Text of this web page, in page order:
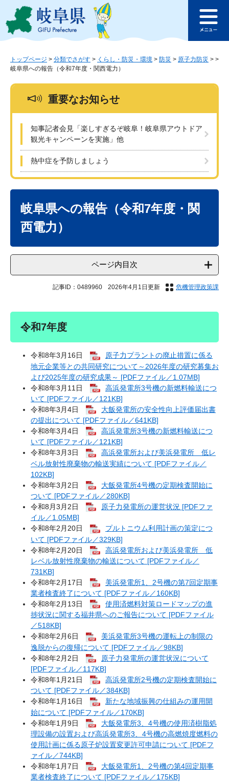
ジ
ュ
このページの本文へ
ュ
トップページ > 分類でさがす > くらし・防災・環境 > 防災 > 原子力防災 > >
岐阜県への報告（令和7年度・関西電力）
重要なお知らせ
知事記者会見「楽しすぎるぞ岐阜！岐阜県アウトドア
観光キャンペーンを実施」他
熱中症を予防しましょう
岐阜県への報告（令和7年度・関
西電力）
ページ内目次
記事ID：0489960 2026年4月1日更新 危機管理政策課
令和7年度
令和8年3月16日
原子力プラントの廃止措置に係る
地元企業等との共同研究について～2026年度の研究募集お
よび2025年度の研究成果～ [PDFファイル／1.07MB]
令和8年3月11日
高浜発電所3号機の新燃料輸送につ
いて [PDFファイル／121KB]
令和8年3月4日
大飯発電所の安全性向上評価届出書
の提出について [PDFファイル／641KB]
令和8年3月4日
高浜発電所3号機の新燃料輸送につ
いて [PDFファイル／121KB]
令和8年3月3日
高浜発電所および美浜発電所 低レ
ベル放射性廃棄物の輸送実績について [PDFファイル／
102KB]
令和8年3月2日
大飯発電所4号機の定期検査開始に
ついて [PDFファイル／280KB]
令和8月3月2日
原子力発電所の運営状況 [PDFファ
イル／1.05MB]
令和8年2月20日
プルトニウム利用計画の策定につ
いて [PDFファイル／329KB]
令和8年2月20日
高浜発電所および美浜発電所 低
レベル放射性廃棄物の輸送について [PDFファイル／
731KB]
令和8年2月17日
美浜発電所1、2号機の第7回定期事
業者検査終了について [PDFファイル／160KB]
令和8年2月13日
使用済燃料対策ロードマップの進
捗状況に関する福井県へのご報告について [PDFファイル
／518KB]
令和8年2月6日
美浜発電所3号機の運転上の制限の
逸脱からの復帰について [PDFファイル／98KB]
令和8年2月2日
原子力発電所の運営状況について
[PDFファイル／117KB]
令和8年1月21日
高浜発電所2号機の定期検査開始に
ついて [PDFファイル／384KB]
令和8年1月16日
新たな地域振興の仕組みの運用開
始について [PDFファイル／170KB]
令和8年1月9日
大飯発電所3、4号機の使用済樹脂処
理設備の設置および高浜発電所3、4号機の高燃焼度燃料の
使用計画に係る原子炉設置変更許可申請について [PDFフ
ァイル／744KB]
令和8年1月7日
大飯発電所1、2号機の第4回定期事
業者検査終了について [PDFファイル／175KB]